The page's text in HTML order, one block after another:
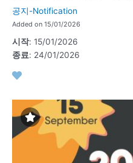
공지-Notification
Added on 15/01/2026
시작: 15/01/2026
종료: 24/01/2026